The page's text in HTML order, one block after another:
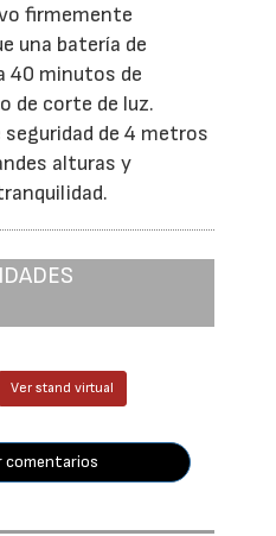
firmemente
una batería de
40 minutos de
de corte de luz.
seguridad de 4 metros
alturas y
Ver stand virtual
comentarios